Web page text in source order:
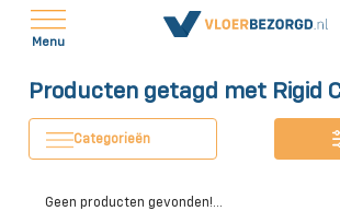
Menu
Producten getagd met Rigid
Categorieën
Geen producten gevonden!...